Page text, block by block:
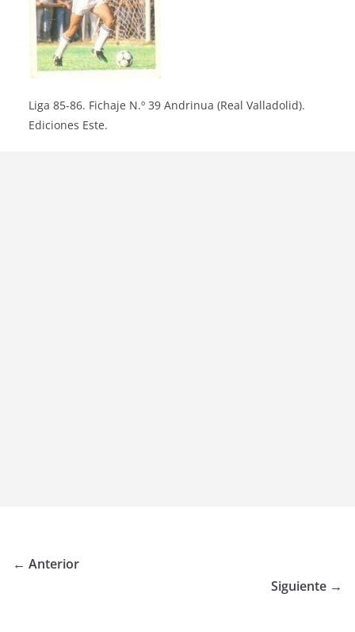
Liga 85-86. Fichaje N.º 39 Andrinua (Real Valladolid).
Ediciones Este.
← Anterior
Siguiente →